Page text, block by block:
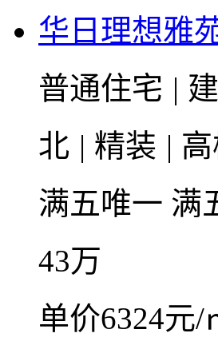
华日理想雅
普通住宅 |
北 | 精装 |
满五唯一 满
43万
单价6324元/